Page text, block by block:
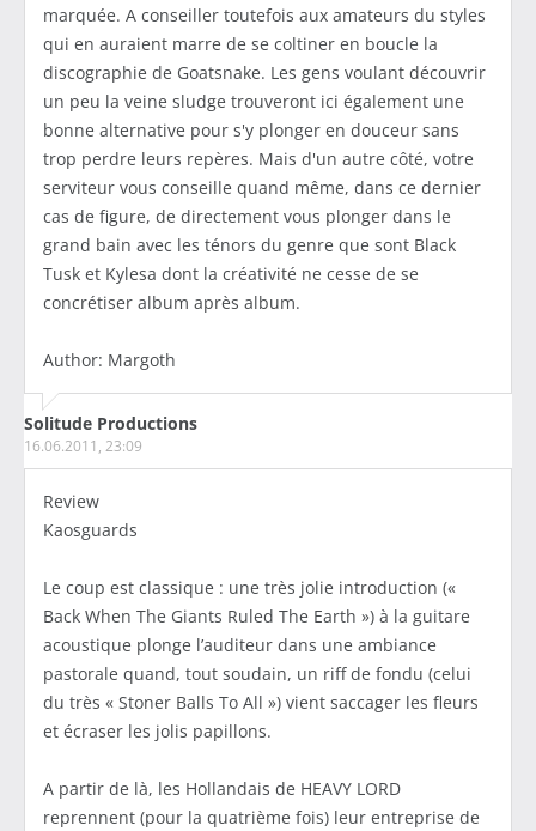
marquée. A conseiller toutefois aux amateurs du styles
qui en auraient marre de se coltiner en boucle la
discographie de Goatsnake. Les gens voulant découvrir
un peu la veine sludge trouveront ici également une
bonne alternative pour s'y plonger en douceur sans
trop perdre leurs repères. Mais d'un autre côté, votre
serviteur vous conseille quand même, dans ce dernier
cas de figure, de directement vous plonger dans le
grand bain avec les ténors du genre que sont Black
Tusk et Kylesa dont la créativité ne cesse de se
concrétiser album après album.
Author: Margoth
Solitude Productions
16.06.2011, 23:09
Review
Kaosguards
Le coup est classique : une très jolie introduction («
Back When The Giants Ruled The Earth ») à la guitare
acoustique plonge l’auditeur dans une ambiance
pastorale quand, tout soudain, un riff de fondu (celui
du très « Stoner Balls To All ») vient saccager les fleurs
et écraser les jolis papillons.
A partir de là, les Hollandais de HEAVY LORD
reprennent (pour la quatrième fois) leur entreprise de